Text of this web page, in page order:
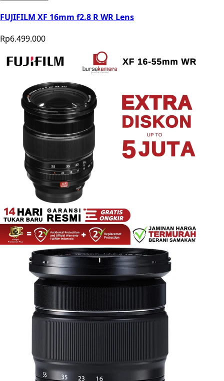
FUJIFILM XF 16mm f2.8 R WR Lens
Rp6.499.000